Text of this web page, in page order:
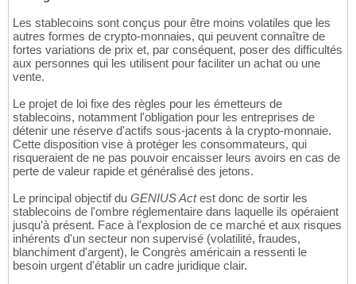
Les stablecoins sont conçus pour être moins volatiles que les
autres formes de crypto-monnaies, qui peuvent connaître de
fortes variations de prix et, par conséquent, poser des difficultés
aux personnes qui les utilisent pour faciliter un achat ou une
vente.
Le projet de loi fixe des règles pour les émetteurs de
stablecoins, notamment l'obligation pour les entreprises de
détenir une réserve d'actifs sous-jacents à la crypto-monnaie.
Cette disposition vise à protéger les consommateurs, qui
risqueraient de ne pas pouvoir encaisser leurs avoirs en cas de
perte de valeur rapide et généralisé des jetons.
Le principal objectif du GENIUS Actest donc de sortir les
stablecoins de l'ombre réglementaire dans laquelle ils opéraient
jusqu'à présent. Face à l'explosion de ce marché et aux risques
inhérents d'un secteur non supervisé (volatilité, fraudes,
blanchiment d'argent), le Congrès américain a ressenti le
besoin urgent d'établir un cadre juridique clair.